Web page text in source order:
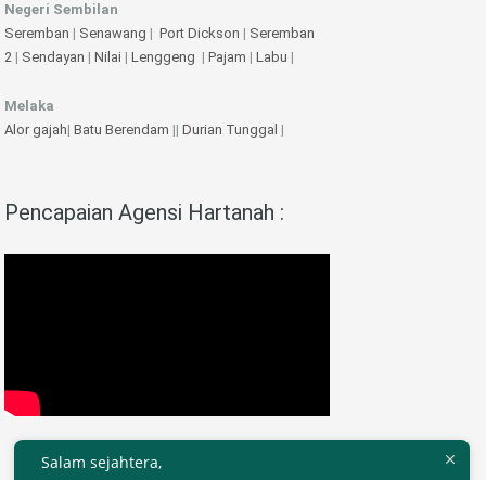
Negeri Sembilan
Seremban | Senawang | Port Dickson | Seremban
2 | Sendayan | Nilai | Lenggeng | Pajam | Labu |
Melaka
Alor gajah| Batu Berendam || Durian Tunggal |
Pencapaian Agensi Hartanah :
Salam sejahtera,